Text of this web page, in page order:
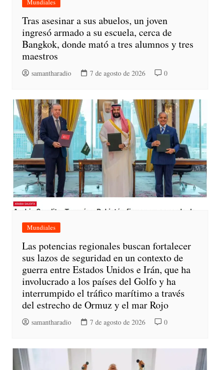
Mundiales
Tras asesinar a sus abuelos, un joven
ingresó armado a su escuela, cerca de
Bangkok, donde mató a tres alumnos y tres
maestros
samantharadio 7 de agosto de 2026 0
Mundiales
Las potencias regionales buscan fortalecer
sus lazos de seguridad en un contexto de
guerra entre Estados Unidos e Irán, que ha
involucrado a los países del Golfo y ha
interrumpido el tráfico marítimo a través
del estrecho de Ormuz y el mar Rojo
samantharadio 7 de agosto de 2026 0